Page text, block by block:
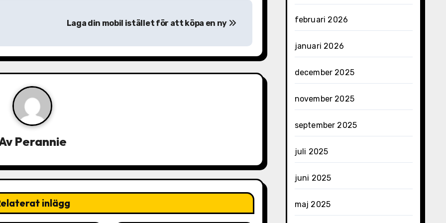
Laga din mobil istället för att köpa en ny
Perannie
inlägg
februari 2026
januari 2026
december 2025
november 2025
september 2025
juli 2025
juni 2025
maj 2025